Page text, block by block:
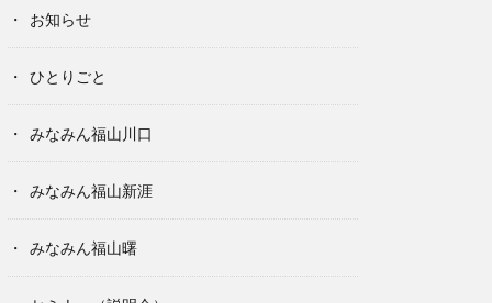
お知らせ
ひとりごと
みなみん福山川口
みなみん福山新涯
みなみん福山曙